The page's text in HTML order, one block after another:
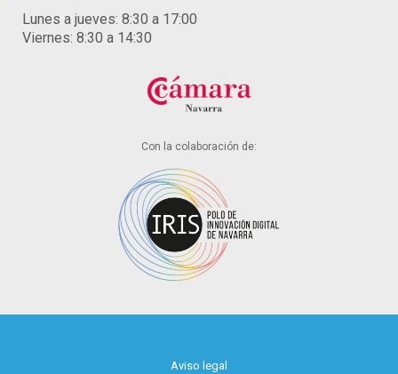
Lunes a jueves: 8:30 a 17:00
Viernes: 8:30 a 14:30
Con la colaboración de:
Aviso legal